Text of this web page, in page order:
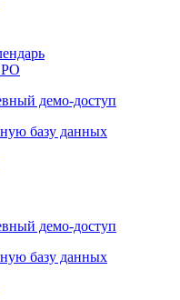
базу данных
базу данных